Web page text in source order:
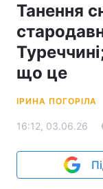
Танення
що це
ІРИНА ПОГОРІЛА
16:12, 03.06.26